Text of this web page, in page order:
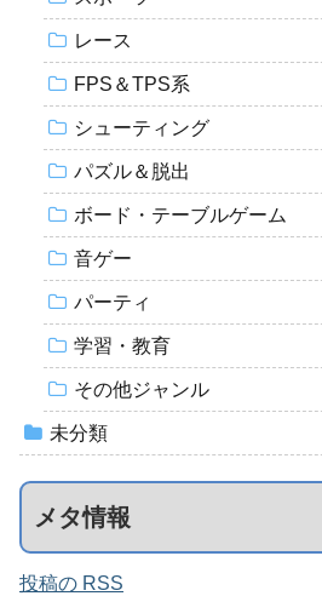
レース
FPS＆TPS系
シューティング
パズル＆脱出
ボード・テーブルゲーム
音ゲー
パーティ
学習・教育
その他ジャンル
未分類
メタ情報
投稿の RSS